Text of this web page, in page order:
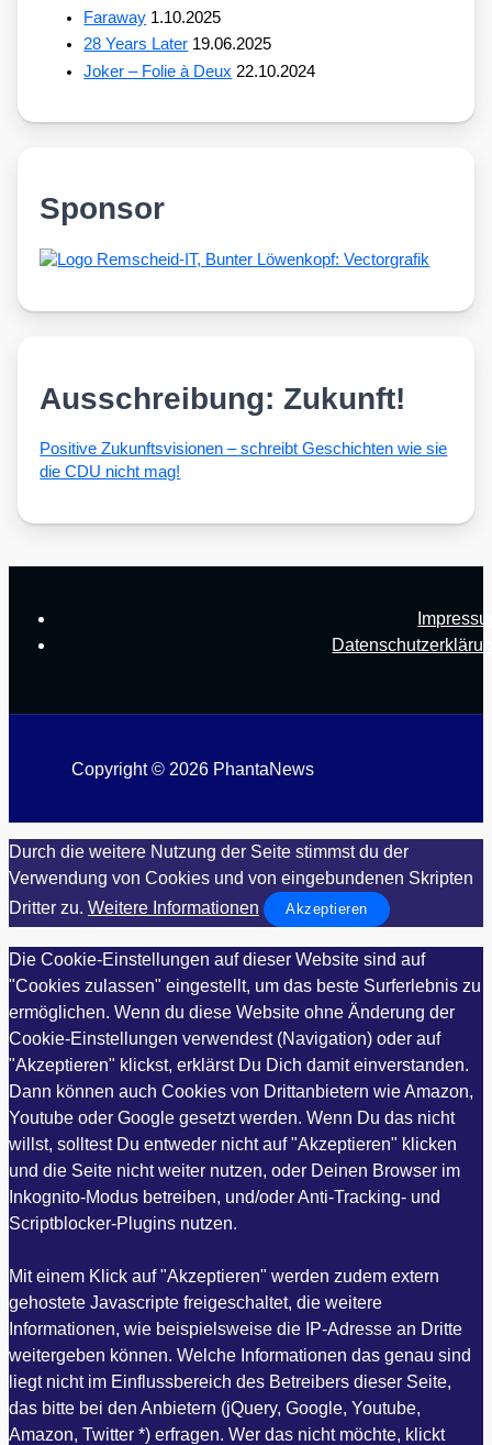
Faraway 1.10.2025
28 Years Later 19.06.2025
Joker – Folie à Deux 22.10.2024
Sponsor
Ausschreibung: Zukunft!
Posi­ti­ve Zukunfts­vi­sio­nen – schreibt Geschich­ten wie sie
die CDU nicht mag!
Copyright © 2026 PhantaNews
Durch die weitere Nutzung der Seite stimmst du der
Verwendung von Cookies und von eingebundenen Skripten
Dritter zu. Weitere Informationen Akzeptieren
Die Cookie-Einstellungen auf dieser Website sind auf
"Cookies zulassen" eingestellt, um das beste Surferlebnis zu
ermöglichen. Wenn du diese Website ohne Änderung der
Cookie-Einstellungen verwendest (Navigation) oder auf
"Akzeptieren" klickst, erklärst Du Dich damit einverstanden.
Dann können auch Cookies von Drittanbietern wie Amazon,
Youtube oder Google gesetzt werden. Wenn Du das nicht
willst, solltest Du entweder nicht auf "Akzeptieren" klicken
und die Seite nicht weiter nutzen, oder Deinen Browser im
Inkognito-Modus betreiben, und/oder Anti-Tracking- und
Scriptblocker-Plugins nutzen.
Mit einem Klick auf "Akzeptieren" werden zudem extern
gehostete Javascripte freigeschaltet, die weitere
Informationen, wie beispielsweise die IP-Adresse an Dritte
weitergeben können. Welche Informationen das genau sind
liegt nicht im Einflussbereich des Betreibers dieser Seite,
das bitte bei den Anbietern (jQuery, Google, Youtube,
Amazon, Twitter *) erfragen. Wer das nicht möchte, klickt